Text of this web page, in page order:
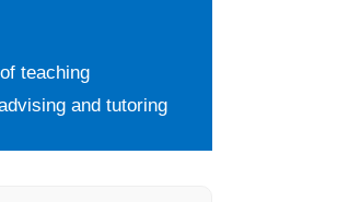
teaching
and tutoring